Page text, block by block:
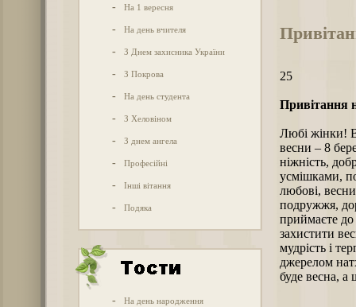
- На 1 вересня
- На день вчителя
- З Днем захисника України
- З Покрова
- На день студента
- З Хеловіном
- З днем ангела
- Професійні
- Інші вітання
- Подяка
- На день народження
25
Привітання
Любі жінки!
весни – 8
ніжність,
усмішками,
любові,
подружжя,
приймаєте
захистити
мудрість і
джерелом
буде весна, а